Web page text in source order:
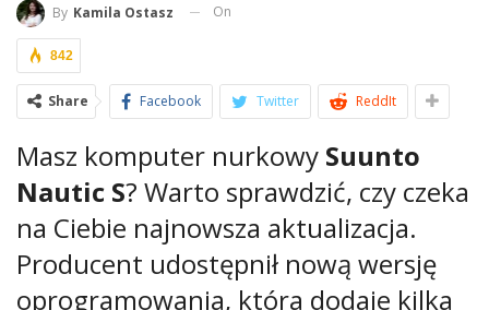
By Kamila Ostasz On
842
Share Facebook Twitter ReddIt
Masz komputer nurkowy Suunto
Nautic S? Warto sprawdzić, czy czeka
na Ciebie najnowsza aktualizacja.
Producent udostępnił nową wersję
oprogramowania, która dodaje kilka